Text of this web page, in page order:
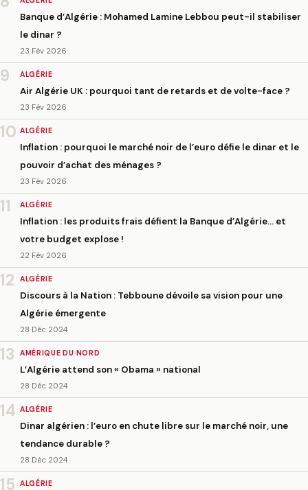
Banque d’Algérie : Mohamed Lamine Lebbou peut-il stabiliser
le dinar ?
23 Fév 2026
9 ALGÉRIE
Air Algérie UK : pourquoi tant de retards et de volte-face ?
23 Fév 2026
10 ALGÉRIE
Inflation : pourquoi le marché noir de l’euro défie le dinar et le
pouvoir d’achat des ménages ?
23 Fév 2026
11 ALGÉRIE
Inflation : les produits frais défient la Banque d’Algérie… et
votre budget explose !
22 Fév 2026
12 ALGÉRIE
Discours à la Nation : Tebboune dévoile sa vision pour une
Algérie émergente
28 Déc 2024
13 AMÉRIQUE DU NORD
L’Algérie attend son « Obama » national
28 Déc 2024
14 ALGÉRIE
Dinar algérien : l’euro en chute libre sur le marché noir, une
tendance durable ?
28 Déc 2024
15 ALGÉRIE